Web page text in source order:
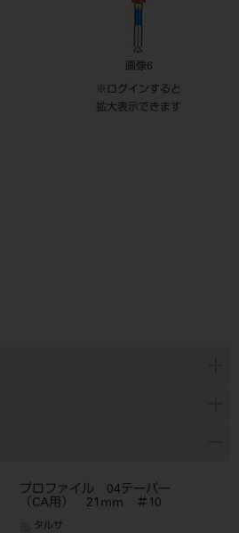
画像6
※ログインすると
拡大表示できます
プロファイル 04テーパー
（CA用） 21mm ＃10
タルサ